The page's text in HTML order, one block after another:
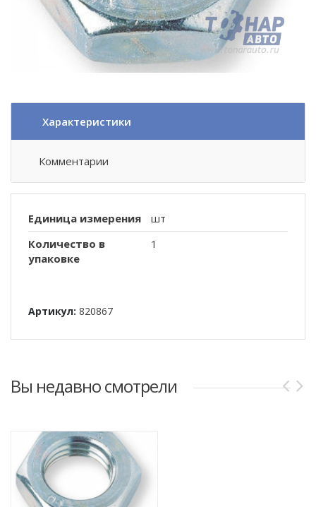
Характеристики
Комментарии
Единица измерения
шт
Количество в
упаковке
1
Артикул: 820867
Вы недавно смотрели